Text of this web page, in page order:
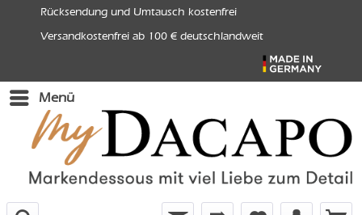
Rücksendung und Umtausch kostenfrei
Versandkostenfrei ab 100 € deutschlandweit
Menü